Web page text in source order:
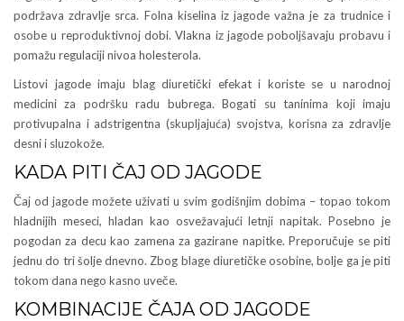
podržava zdravlje srca. Folna kiselina iz jagode važna je za trudnice i
osobe u reproduktivnoj dobi. Vlakna iz jagode poboljšavaju probavu i
pomažu regulaciji nivoa holesterola.
Listovi jagode imaju blag diuretički efekat i koriste se u narodnoj
medicini za podršku radu bubrega. Bogati su tanínima koji imaju
protivupalna i adstrigentna (skupljajuća) svojstva, korisna za zdravlje
desni i sluzokože.
KADA PITI ČAJ OD JAGODE
Čaj od jagode možete uživati u svim godišnjim dobima – topao tokom
hladnijih meseci, hladan kao osvežavajući letnji napitak. Posebno je
pogodan za decu kao zamena za gazirane napitke. Preporučuje se piti
jednu do tri šolje dnevno. Zbog blage diuretičke osobine, bolje ga je piti
tokom dana nego kasno uveče.
KOMBINACIJE ČAJA OD JAGODE